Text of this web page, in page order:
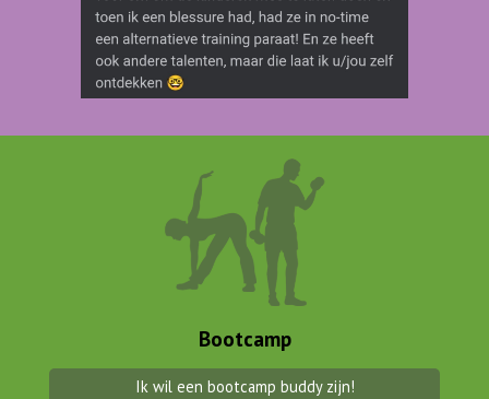
Bootcamp
Ik wil een bootcamp buddy zijn!